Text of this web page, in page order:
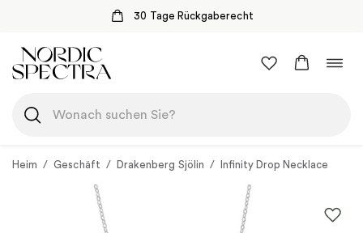
30 Tage Rückgaberecht
Inhalt
springen
Heim / Geschäft / Drakenberg Sjölin / Infinity Drop Necklace